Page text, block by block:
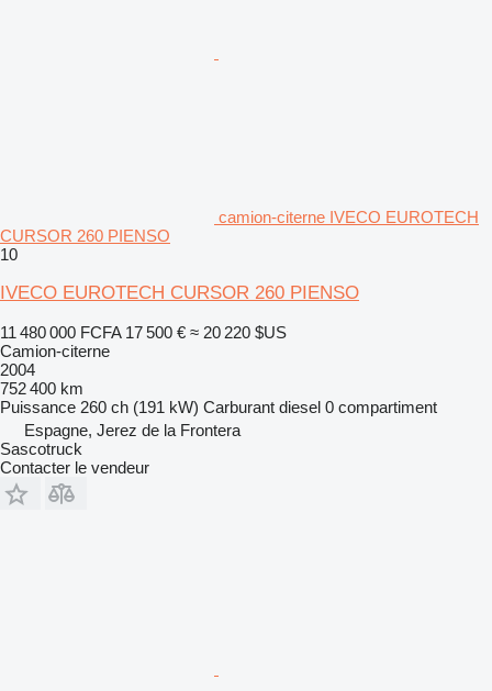
camion-citerne IVECO EUROTECH
CURSOR 260 PIENSO
10
IVECO EUROTECH CURSOR 260 PIENSO
11 480 000 FCFA 17 500 € ≈ 20 220 $US
Camion-citerne
2004
752 400 km
Puissance 260 ch (191 kW) Carburant diesel 0 compartiment
Espagne, Jerez de la Frontera
Sascotruck
Contacter le vendeur